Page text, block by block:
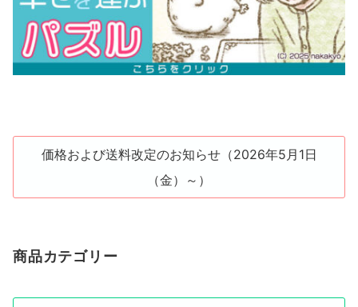
価格および送料改定のお知らせ（2026年5月1日
（金）～）
商品カテゴリー